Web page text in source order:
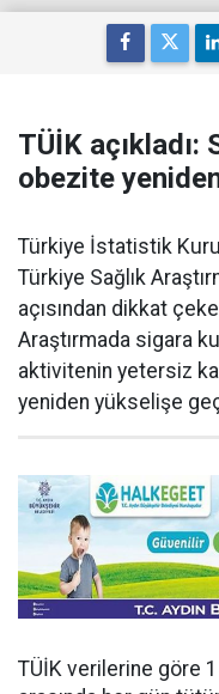
TÜİK açıkladı:
obezite
Türkiye İstatistik
Türkiye Sağlık
açısından dikkat
Araştırmada sigara
aktivitenin yetersiz
yeniden yükselişe
TÜİK verilerine göre